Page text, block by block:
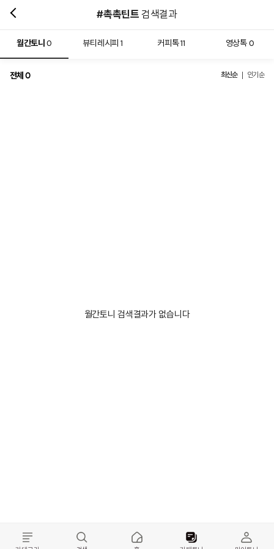
#촉촉틴트 검색결과
월간토니0 뷰티레시피 1 커피톡11 영상톡 0
전체 0 최신순 인기순
월간토니 검색결과가 없습니다